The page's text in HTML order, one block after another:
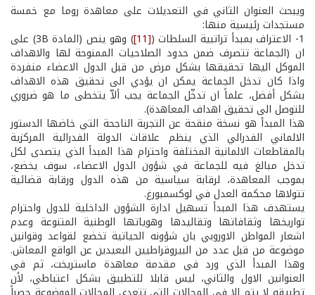
ويبحث العنوان الثاني في التعديلات على معاهدة روما مع خمسة
مستجدات رئيسية منها:
1- الاعتراف بمبدأ تراتبية السلطات ( [11] ) وهو ينص (المادة 3B) على
ان (الجماعة تتصرف ضمن حدود الصلاحيات الممنوحة لها والاهداف
الموكل اليها تحقيقها بشكل مرض من قبل الدول الاعضاء منفردة
واذا كان تدخل الجماعة يمكن ان يؤدي الى تحقيق هذه الاهداف
بشكل أفضل، علماً ان تدخّل الجماعة يجب ألاّ يتخطى ما هو ضروري
للتوصل الى تحقيق اهداف المعاهدة).
هذا المبدأ هو نسخة منقحة عن التجربة الناجحة التي خاضها الدستور
الالماني الفدرالي الذي ينظم علاقات الدولة الفدرالية المركزية
بالمقاطعات الالمانية المختلفة واحترام هذا المبدأ الذي يتصدى لكل
تدخل مبالغ فيه للجماعة في شؤون الدول الاعضاء، سوف يخضع،
بموجب المعاهدة، لرقابة سياسية من هذه الدول ورقابة قضائية
تتولاها محكمة العدل في لوكسمبورغ.
يستهدف هذا المبدأ تسهيل ادارة الشؤون الداخلية للدول واحترام
تواريخها وثقافاتها وتقاليدها وهوياتها الوطنية المتنوعة وعدم
اشعار المواطن الاوروبي بان شؤونه الحياتية تخضع لقواعد وقوانين
موضوعة من قبل عدد من البيروقراطيين البعيدين عن الواقع المعاش.
وهذا المبدأ الذي ورد في مقدمة معاهدة ماستريخت، ثم في
العنوانين الاول والثاني، ليس قابلا للتطبيق بشكل اعتباطي، لأن